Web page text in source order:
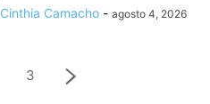
Cinthia Camacho - agosto 4, 2026
3